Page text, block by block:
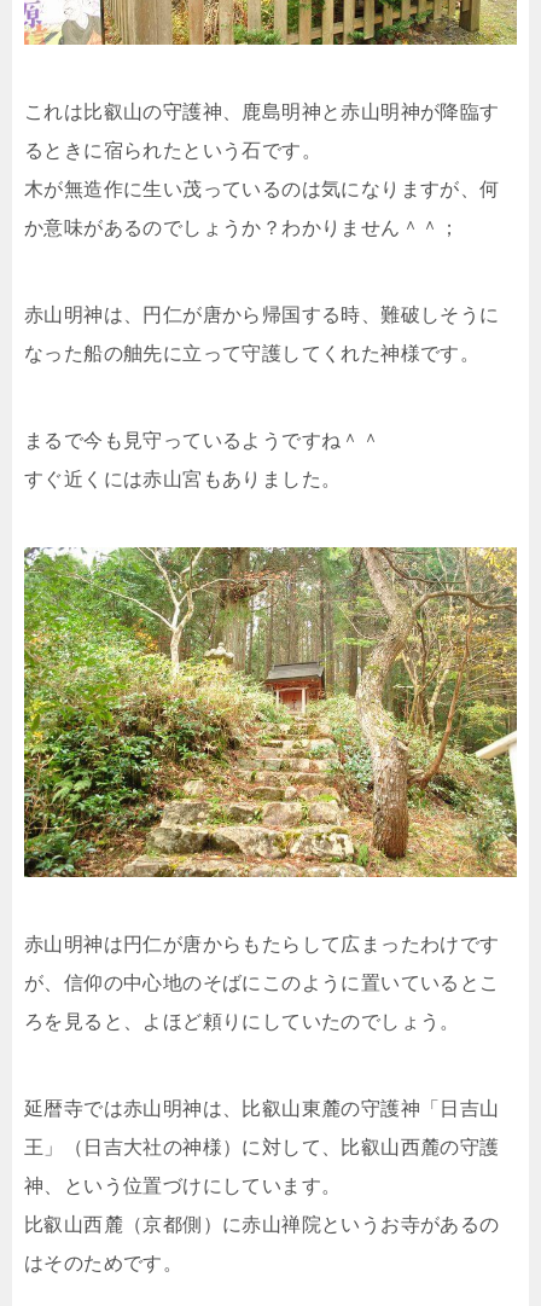
これは比叡山の守護神、鹿島明神と赤山明神が降臨す
るときに宿られたという石です。
木が無造作に生い茂っているのは気になりますが、何
か意味があるのでしょうか？わかりません＾＾；
赤山明神は、円仁が唐から帰国する時、難破しそうに
なった船の舳先に立って守護してくれた神様です。
まるで今も見守っているようですね＾＾
すぐ近くには赤山宮もありました。
赤山明神は円仁が唐からもたらして広まったわけです
が、信仰の中心地のそばにこのように置いているとこ
ろを見ると、よほど頼りにしていたのでしょう。
延暦寺では赤山明神は、比叡山東麓の守護神「日吉山
王」（日吉大社の神様）に対して、比叡山西麓の守護
神、という位置づけにしています。
比叡山西麓（京都側）に赤山禅院というお寺があるの
はそのためです。